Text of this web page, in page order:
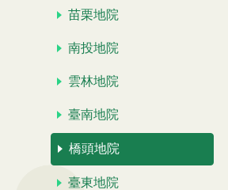
苗栗地院
南投地院
雲林地院
臺南地院
橋頭地院
臺東地院